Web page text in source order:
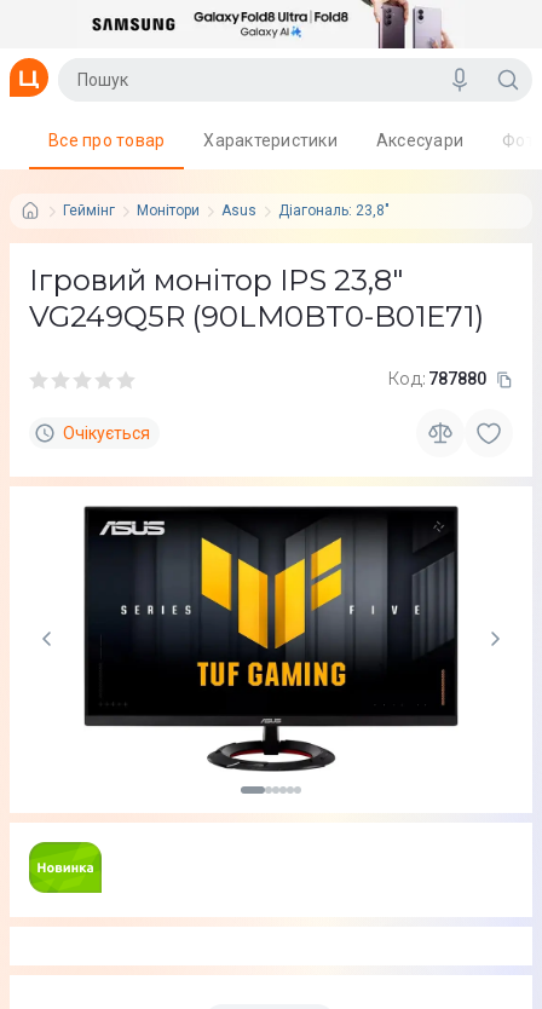
Геймінг Монітори Asus Діагональ: 23,8"
Все про товар Характеристики Аксесуари
Ігровий монітор IPS 23,8"
VG249Q5R (90LM0BT0-B01E71)
Код: 787880
Очікується